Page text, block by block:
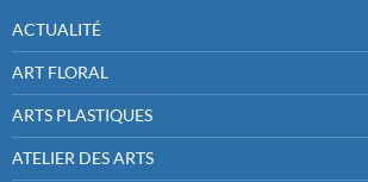
ACTUALITÉ
ART FLORAL
ARTS PLASTIQUES
ATELIER DES ARTS